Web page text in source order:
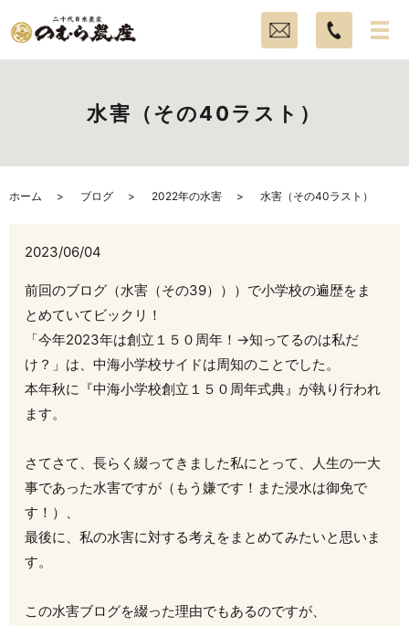
水害（その40ラスト）
ホーム ブログ 2022年の水害 水害（その40ラスト）
2023/06/04
前回のブログ（水害（その39）））で小学校の遍歴をま
とめていてビックリ！
「今年2023年は創立１５０周年！→知ってるのは私だ
け？」は、中海小学校サイドは周知のことでした。
本年秋に『中海小学校創立１５０周年式典』が執り行われ
ます。
さてさて、長らく綴ってきました私にとって、人生の一大
事であった水害ですが（もう嫌です！また浸水は御免で
す！）、
最後に、私の水害に対する考えをまとめてみたいと思いま
す。
この水害ブログを綴った理由でもあるのですが、